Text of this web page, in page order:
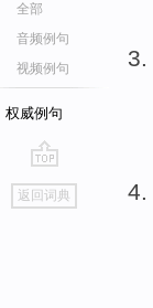
全部
音频例句
视频例句
权威例句
go
top
返回词典